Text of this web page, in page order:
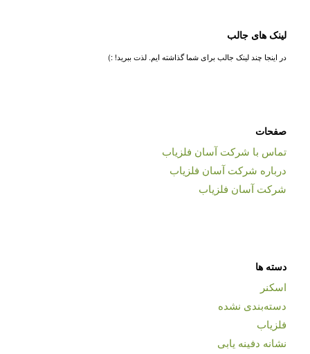
لینک های جالب
در اینجا چند لینک جالب برای شما گذاشته ایم. لذت ببرید! :)
صفحات
تماس با شرکت آسان فلزیاب
درباره شرکت آسان فلزیاب
شرکت آسان فلزیاب
دسته ها
اسکنر
دسته‌بندی نشده
فلزیاب
نشانه دفینه یابی